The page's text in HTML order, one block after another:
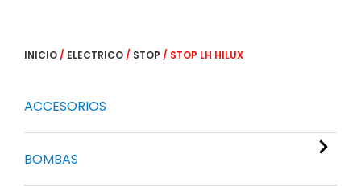
INICIO / ELECTRICO / STOP / STOP LH HILUX
ACCESORIOS
BOMBAS